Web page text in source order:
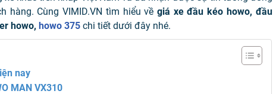
hàng. Cùng VIMID.VN tìm hiểu vềgiá xe đầu kéo howo, đầu
howo, howo 375 chi tiết dưới đây nhé.
nay
MAN VX310